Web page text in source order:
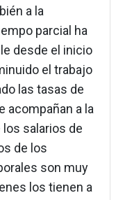
a la
parcial ha
desde el inicio
el trabajo
las tasas de
acompañan a la
salarios de
de los
son muy
los tienen a